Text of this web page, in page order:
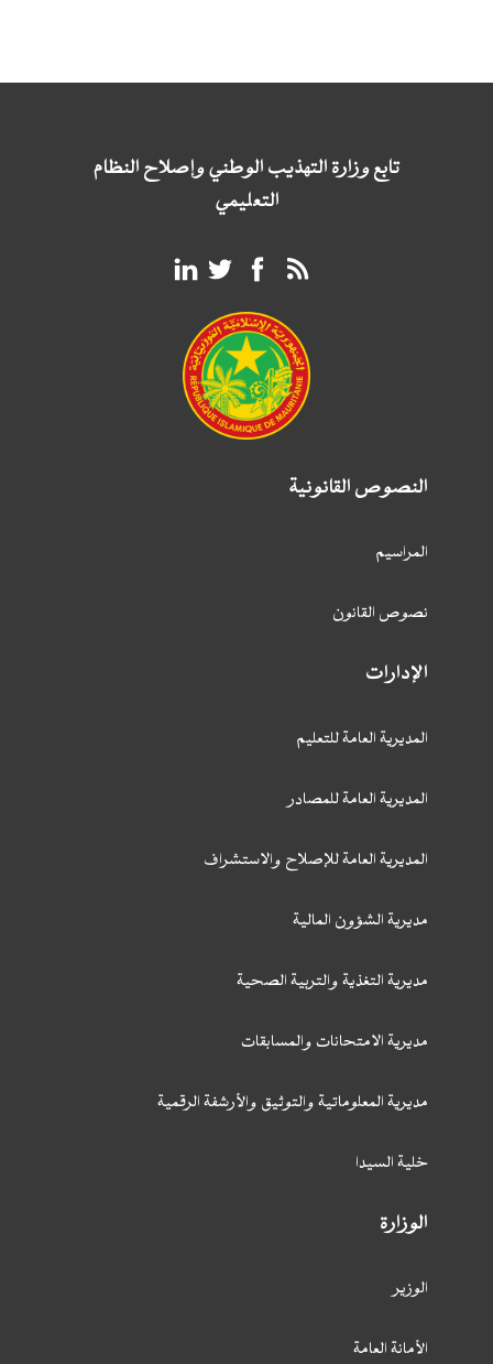
تابع وزارة التهذيب الوطني وإصلاح النظام
التعليمي
النصوص القانونية
المراسيم
نصوص القانون
الإدارات
المديرية العامة للتعليم
المديرية العامة للمصادر
المديرية العامة للإصلاح والاستشراف
مديرية الشؤون المالية
مديرية التغذية والتربية الصحية
مديرية الامتحانات والمسابقات
مديرية المعلوماتية والتوثيق والأرشفة الرقمية
خلية السيدا
الوزارة
الوزير
الأمانة العامة